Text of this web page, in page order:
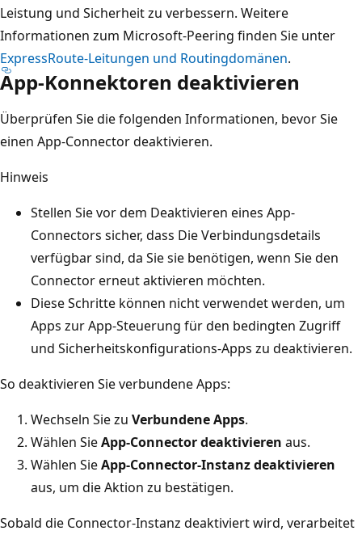
Leistung und Sicherheit zu verbessern. Weitere
Informationen zum Microsoft-Peering finden Sie unter
ExpressRoute-Leitungen und Routingdomänen.
App-Konnektoren deaktivieren
Überprüfen Sie die folgenden Informationen, bevor Sie
einen App-Connector deaktivieren.
Hinweis
Stellen Sie vor dem Deaktivieren eines App-
Connectors sicher, dass Die Verbindungsdetails
verfügbar sind, da Sie sie benötigen, wenn Sie den
Connector erneut aktivieren möchten.
Diese Schritte können nicht verwendet werden, um
Apps zur App-Steuerung für den bedingten Zugriff
und Sicherheitskonfigurations-Apps zu deaktivieren.
So deaktivieren Sie verbundene Apps:
Wechseln Sie zu Verbundene Apps.
Wählen SieApp-Connector deaktivieren aus.
Wählen SieApp-Connector-Instanz deaktivieren
aus, um die Aktion zu bestätigen.
Sobald die Connector-Instanz deaktiviert wird, verarbeitet